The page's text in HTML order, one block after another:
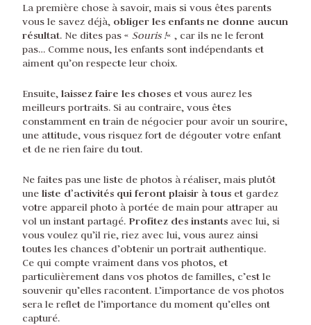
La première chose à savoir, mais si vous êtes parents
vous le savez déjà, obliger les enfants ne donne aucun
résultat. Ne dites pas « Souris !« , car ils ne le feront
pas… Comme nous, les enfants sont indépendants et
aiment qu’on respecte leur choix.
Ensuite, laissez faire les choses et vous aurez les
meilleurs portraits. Si au contraire, vous êtes
constamment en train de négocier pour avoir un sourire,
une attitude, vous risquez fort de dégouter votre enfant
et de ne rien faire du tout.
Ne faites pas une liste de photos à réaliser, mais plutôt
une liste d’activités qui feront plaisir à tous et gardez
votre appareil photo à portée de main pour attraper au
vol un instant partagé. Profitez des instants avec lui, si
vous voulez qu’il rie, riez avec lui, vous aurez ainsi
toutes les chances d’obtenir un portrait authentique.
Ce qui compte vraiment dans vos photos, et
particulièrement dans vos photos de familles, c’est le
souvenir qu’elles racontent. L’importance de vos photos
sera le reflet de l’importance du moment qu’elles ont
capturé.